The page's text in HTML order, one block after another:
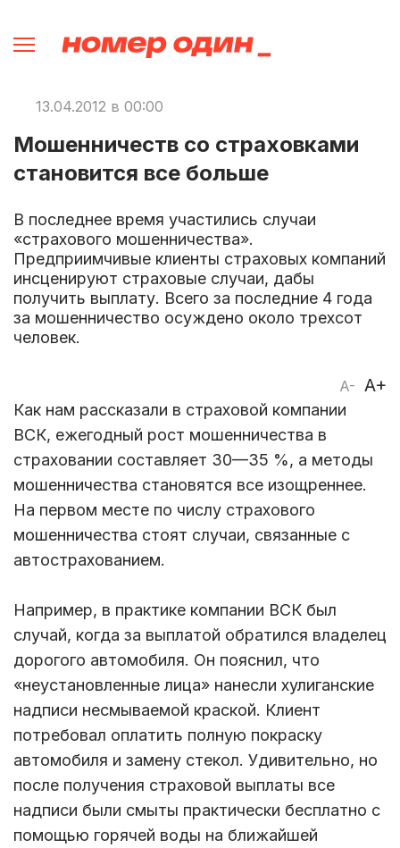
13.04.2012 в 00:00
Мошенничеств со страховками
становится все больше
В последнее время участились случаи
«страхового мошенничества».
Предприимчивые клиенты страховых компаний
инсценируют страховые случаи, дабы
получить выплату. Всего за последние 4 года
за мошенничество осуждено около трехсот
человек.
A- A+
Как нам рассказали в страховой компании
ВСК, ежегодный рост мошенничества в
страховании составляет 30—35 %, а методы
мошенничества становятся все изощреннее.
На первом месте по числу страхового
мошенничества стоят случаи, связанные с
автострахованием.
Например, в практике компании ВСК был
случай, когда за выплатой обратился владелец
дорогого автомобиля. Он пояснил, что
«неустановленные лица» нанесли хулиганские
надписи несмываемой краской. Клиент
потребовал оплатить полную покраску
автомобиля и замену стекол. Удивительно, но
после получения страховой выплаты все
надписи были смыты практически бесплатно с
помощью горячей воды на ближайшей